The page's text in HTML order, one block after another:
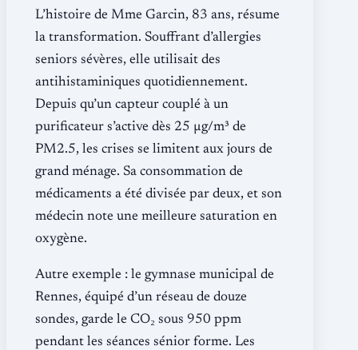
L’histoire de Mme Garcin, 83 ans, résume
la transformation. Souffrant d’allergies
seniors sévères, elle utilisait des
antihistaminiques quotidiennement.
Depuis qu’un capteur couplé à un
purificateur s’active dès 25 µg/m³ de
PM2.5, les crises se limitent aux jours de
grand ménage. Sa consommation de
médicaments a été divisée par deux, et son
médecin note une meilleure saturation en
oxygène.
Autre exemple : le gymnase municipal de
Rennes, équipé d’un réseau de douze
sondes, garde le CO₂ sous 950 ppm
pendant les séances sénior forme. Les